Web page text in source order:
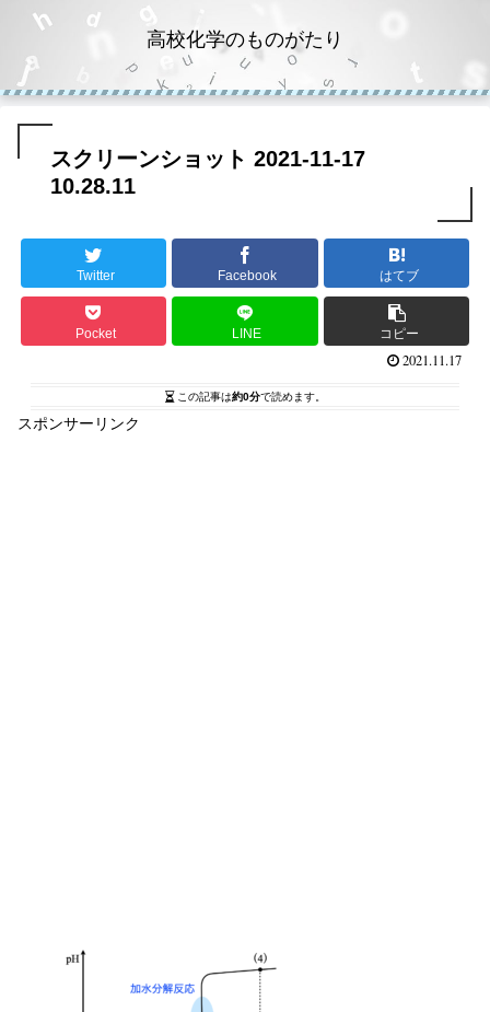
高校化学のものがたり
スクリーンショット 2021-11-17
10.28.11
Twitter Facebook はてブ
Pocket LINE コピー
2021.11.17
この記事は約0分で読めます。
スポンサーリンク